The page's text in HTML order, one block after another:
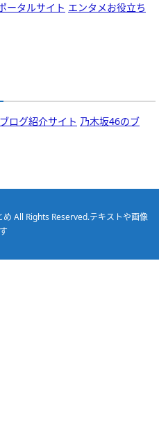
ータルサイト エンタメお役立ち
ログ紹介サイト 乃木坂46のブ
め All Rights Reserved.テキストや画像